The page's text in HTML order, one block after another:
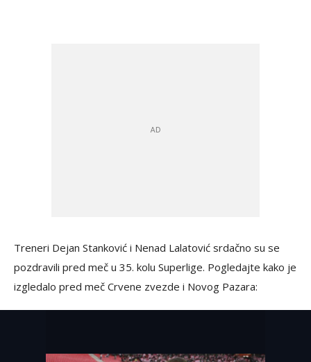
Treneri Dejan Stanković i Nenad Lalatović srdačno su se
pozdravili pred meč u 35. kolu Superlige. Pogledajte kako je
izgledalo pred meč Crvene zvezde i Novog Pazara: